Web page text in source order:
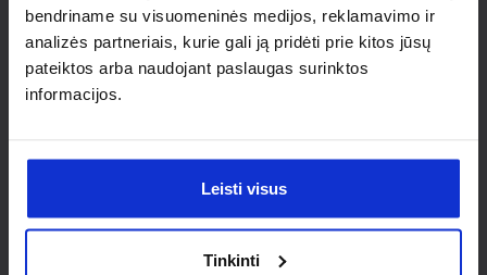
bendriname su visuomeninės medijos, reklamavimo ir
analizės partneriais, kurie gali ją pridėti prie kitos jūsų
pateiktos arba naudojant paslaugas surinktos
informacijos.
Leisti visus
Tinkinti
nestandartinio produkto aptarimo.
Susisiekti